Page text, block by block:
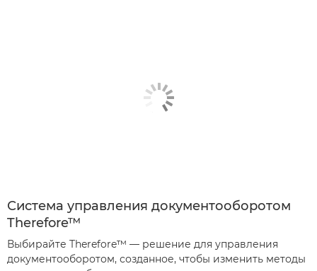
Система управления документооборотом
Therefore™
Выбирайте Therefore™ — решение для управления
документооборотом, созданное, чтобы изменить методы